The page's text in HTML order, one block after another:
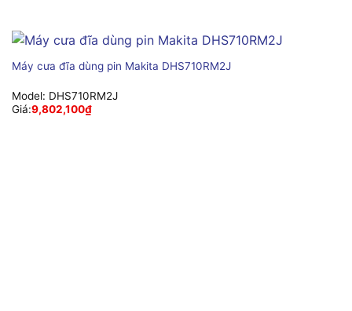
Máy cưa đĩa dùng pin Makita DHS710RM2J
Model: DHS710RM2J
Giá:9,802,100₫